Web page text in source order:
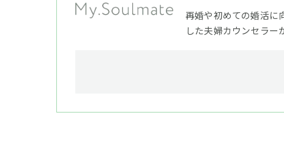
再婚や初めての婚活に
した夫婦カウンセラー